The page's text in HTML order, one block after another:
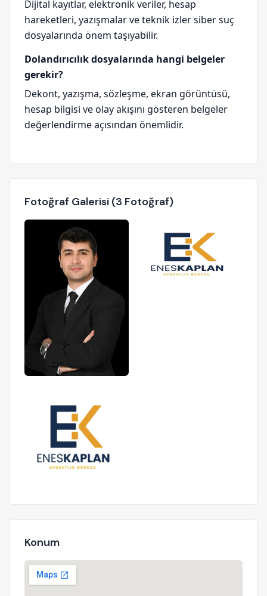
Dijital kayıtlar, elektronik veriler, hesap
hareketleri, yazışmalar ve teknik izler siber suç
dosyalarında önem taşıyabilir.
Dolandırıcılık dosyalarında hangi belgeler
gerekir?
Dekont, yazışma, sözleşme, ekran görüntüsü,
hesap bilgisi ve olay akışını gösteren belgeler
değerlendirme açısından önemlidir.
Fotoğraf Galerisi (3 Fotoğraf)
Konum